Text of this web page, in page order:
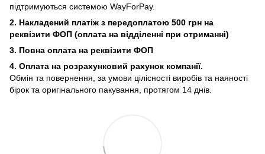
підтримуються системою WayForPay.
2. Накладений платіж з передоплатою 500 грн на
реквізити ФОП (оплата на відділенні при отриманні)
3. Повна оплата на реквізити ФОП
4. Оплата на розрахунковий рахунок компанії.
Обмін та повернення, за умови цілісності виробів та наяності
бірок та оригінального пакування, протягом 14 днів.